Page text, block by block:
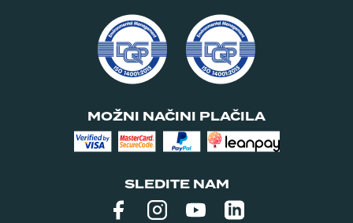
MOŽNI NAČINI PLAČILA
SLEDITE NAM